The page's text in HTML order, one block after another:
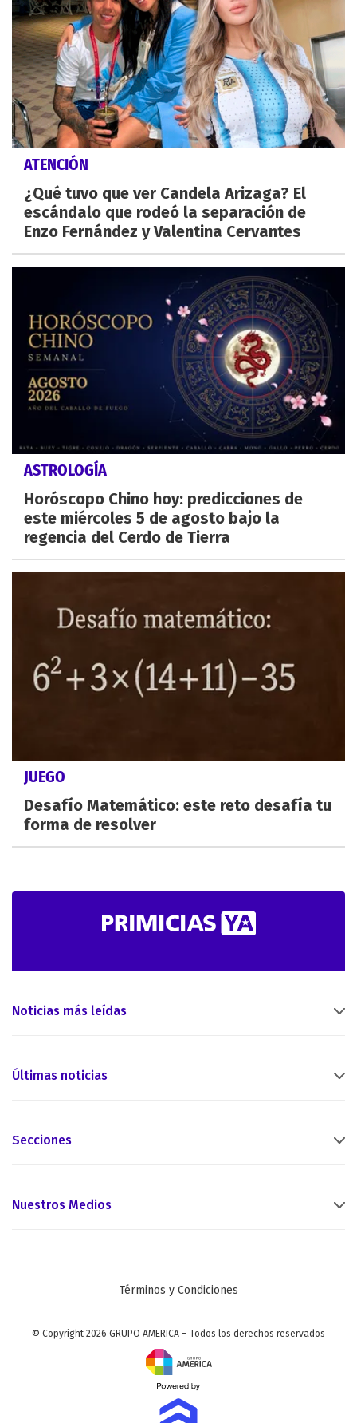
ATENCIÓN
¿Qué tuvo que ver Candela Arizaga? El
escándalo que rodeó la separación de
Enzo Fernández y Valentina Cervantes
ASTROLOGÍA
Horóscopo Chino hoy: predicciones de
este miércoles 5 de agosto bajo la
regencia del Cerdo de Tierra
JUEGO
Desafío Matemático: este reto desafía tu
forma de resolver
Noticias más leídas
Últimas noticias
Secciones
Nuestros Medios
Términos y Condiciones
© Copyright 2026 GRUPO AMERICA – Todos los derechos reservados